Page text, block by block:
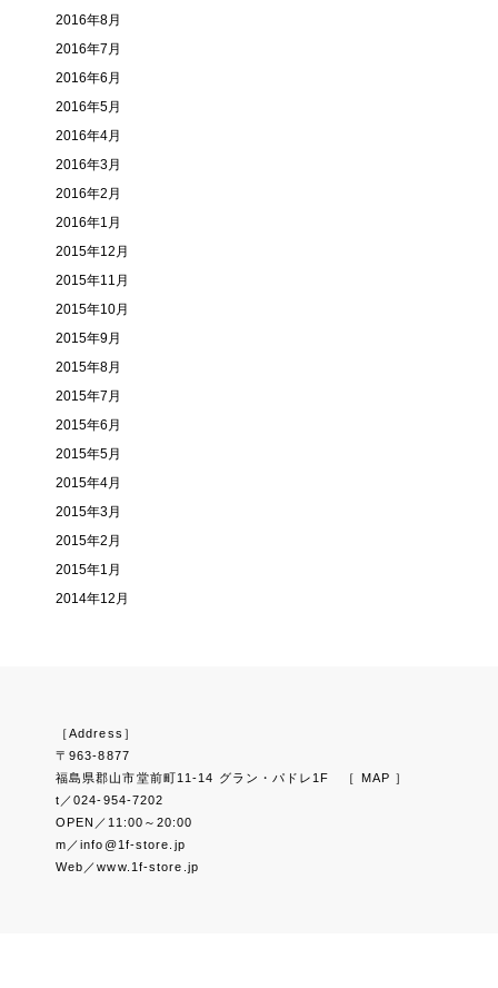
2016年8月
2016年7月
2016年6月
2016年5月
2016年4月
2016年3月
2016年2月
2016年1月
2015年12月
2015年11月
2015年10月
2015年9月
2015年8月
2015年7月
2015年6月
2015年5月
2015年4月
2015年3月
2015年2月
2015年1月
2014年12月
［Address］
〒963-8877
福島県郡山市堂前町11-14 グラン・パドレ1F
［ MAP ］
t／024-954-7202
OPEN／11:00～20:00
m／info@1f-store.jp
Web／www.1f-store.jp